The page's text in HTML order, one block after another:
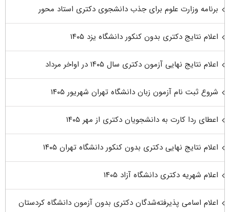
برنامه وزارت علوم برای جذب دانشجوی دکتری استاد محور
اعلام نتایج دکتری بدون کنکور دانشگاه یزد ۱۴۰۵
اعلام نتایج نهایی آزمون دکتری سال ۱۴۰۵ در اواخر مرداد
شروع ثبت نام آزمون زبان دانشگاه تهران شهریور ۱۴۰۵
اعطای ردا کارت به دانشجویان دکتری از مهر ۱۴۰۵
اعلام نتایج نهایی دکتری بدون کنکور دانشگاه تهران ۱۴۰۵
اعلام شهریه دکتری دانشگاه آزاد ۱۴۰۵
اعلام اسامی پذیرفته‌شدگان دکتری بدون آزمون دانشگاه کردستان